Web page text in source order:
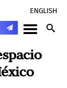
ENGLISH